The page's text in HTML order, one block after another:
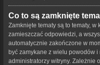
Co to są zamknięte
Zamknięte tematy są to tematy,
zamieszczać odpowiedzi, a
automatycznie zakończone w
być zamykane z wielu powodów
administratorzy witryny. Zależnie